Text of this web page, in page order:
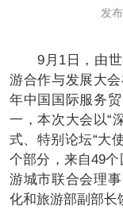
发
9月1日，由世
游合作与发展大
年中国国际服务
一，本次大会以“
式、特别论坛“大
个部分，来自49
游城市联合会理
化和旅游部副部长